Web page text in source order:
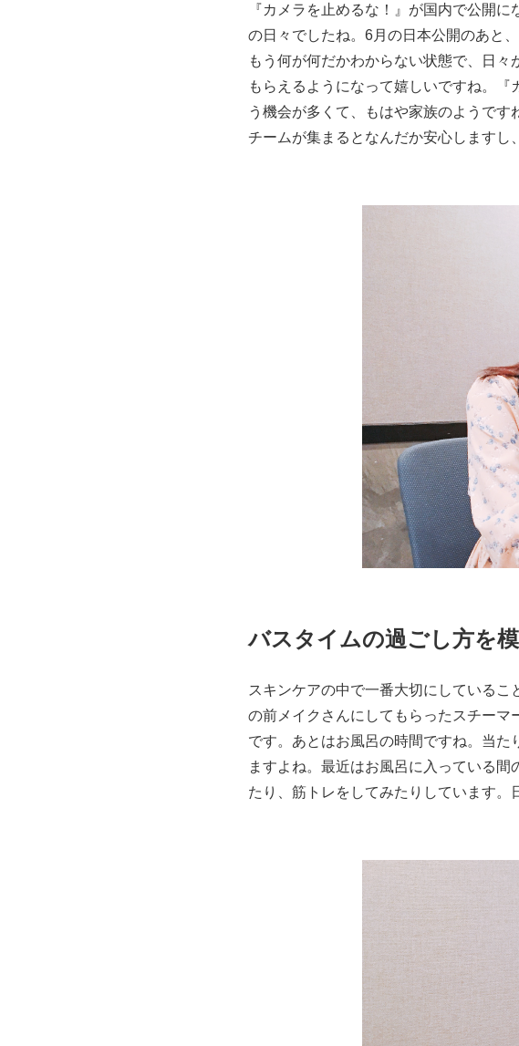
『カメラを止めるな！』が国内で公開
の日々でしたね。6月の日本公開のあと
もう何が何だかわからない状態で、日々
もらえるようになって嬉しいですね。
う機会が多くて、もはや家族のようです
チームが集まるとなんだか安心しますし
バスタイムの過ごし方を
スキンケアの中で一番大切にしている
の前メイクさんにしてもらったスチーマ
です。あとはお風呂の時間ですね。当
ますよね。最近はお風呂に入っている
たり、筋トレをしてみたりしています。